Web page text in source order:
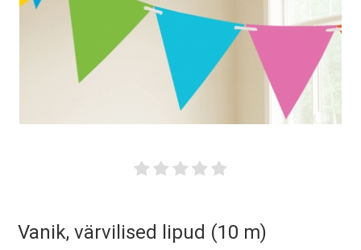
Vanik, värvilised lipud (10 m)